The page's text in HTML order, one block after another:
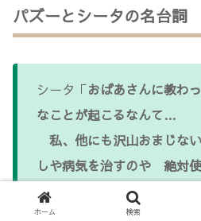
パズーとシータの名台詞
シータ「おばあさんに教わ
なことが起こるなんて…
私、他にも沢山おまじな
しや病気を治すのや 絶対
だってあるの
パズー「使っちゃいけない言
ホーム 検索